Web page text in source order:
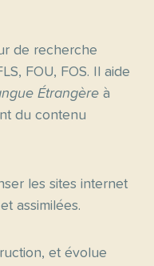
de recherche
FOU, FOS. Il aide
Étrangère à
du contenu
les sites internet
assimilées.
et évolue